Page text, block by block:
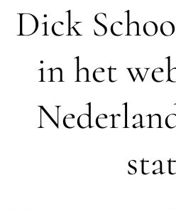
Dick
in het